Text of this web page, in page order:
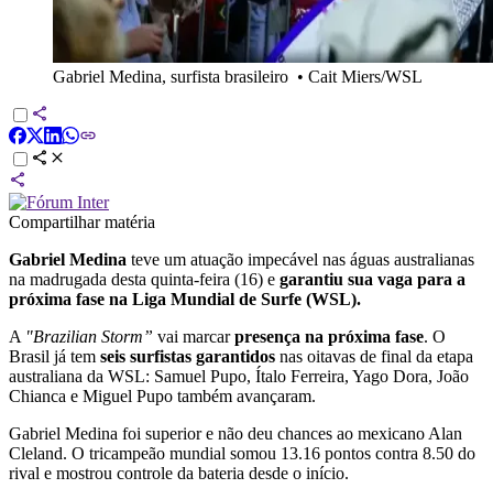
Gabriel Medina, surfista brasileiro • Cait Miers/WSL
Compartilhar matéria
Gabriel Medina teve um atuação impecável nas águas australianas
na madrugada desta quinta-feira (16) e garantiu sua vaga para a
próxima fase na Liga Mundial de Surfe (WSL).
A "Brazilian Storm” vai marcarpresença na próxima fase. O
Brasil já tem seis surfistas garantidos nas oitavas de final da etapa
australiana da WSL: Samuel Pupo, Ítalo Ferreira, Yago Dora, João
Chianca e Miguel Pupo também avançaram.
Gabriel Medina foi superior e não deu chances ao mexicano Alan
Cleland. O tricampeão mundial somou 13.16 pontos contra 8.50 do
rival e mostrou controle da bateria desde o início.